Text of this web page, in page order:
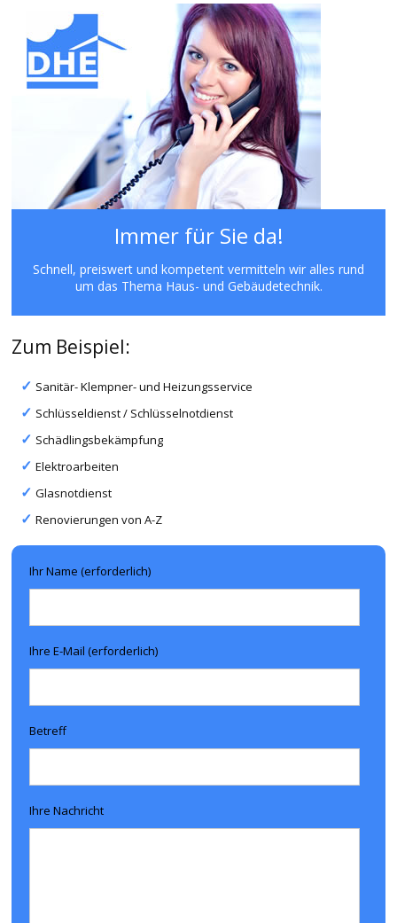
Immer für Sie da!
Schnell, preiswert und kompetent vermitteln wir alles rund
um das Thema Haus- und Gebäudetechnik.
Zum Beispiel:
Sanitär- Klempner- und Heizungsservice
Schlüsseldienst / Schlüsselnotdienst
Schädlingsbekämpfung
Elektroarbeiten
Glasnotdienst
Renovierungen von A-Z
Ihr Name (erforderlich)
Ihre E-Mail (erforderlich)
Betreff
Ihre Nachricht